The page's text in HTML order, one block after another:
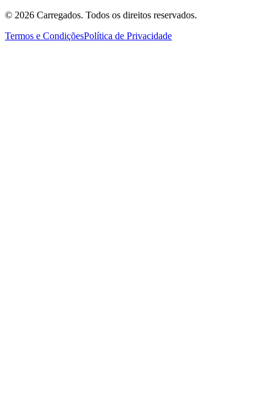
© 2026 Carregados. Todos os direitos reservados.
Termos e CondiçõesPolítica de Privacidade